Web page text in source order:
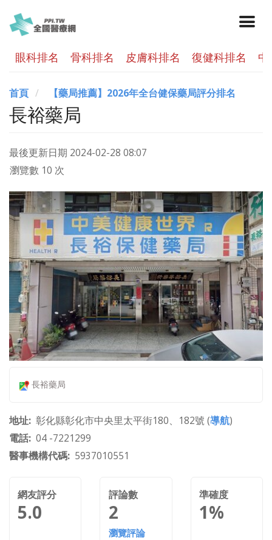
眼科排名 骨科排名 皮膚科排名 復健科排名
首頁 【藥局推薦】2026年全台健保藥局評分排名
長裕藥局
最後更新日期 2024-02-28 08:07
瀏覽數 10 次
長裕藥局
地址 彰化縣彰化市中央里太平街180、182號 (導航)
電話 04 -7221299
醫事機構代碼 5937010551
網友評分
5.0
評論數
2
瀏覽評論
準確度
1%